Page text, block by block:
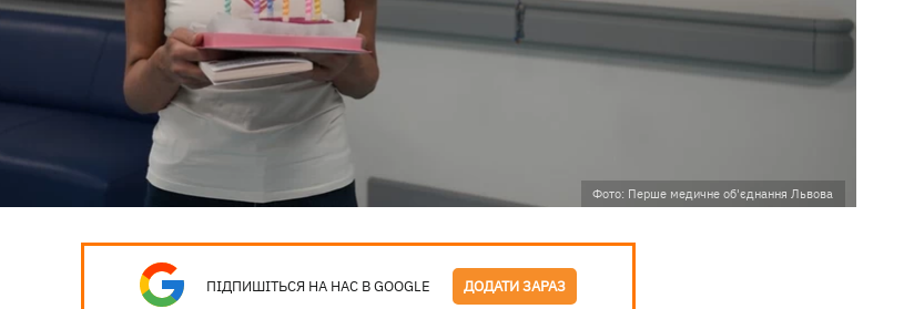
Фото: Перше медичне об'єднання Львова
ПІДПИШІТЬСЯ НА НАС В GOOGLE ДОДАТИ ЗАРАЗ